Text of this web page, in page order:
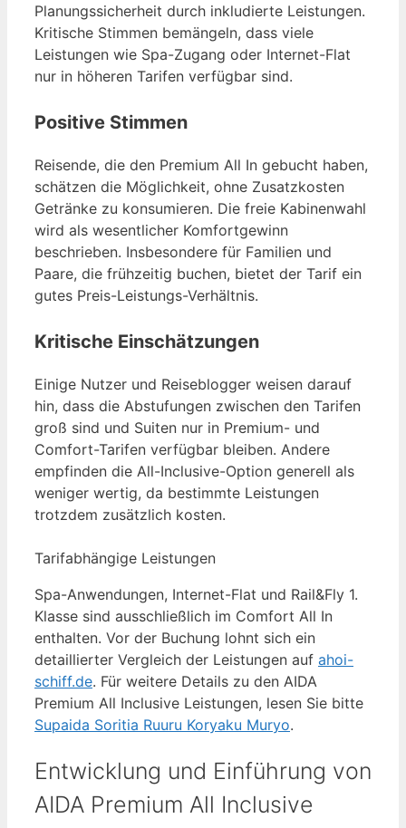
Planungssicherheit durch inkludierte Leistungen.
Kritische Stimmen bemängeln, dass viele
Leistungen wie Spa-Zugang oder Internet-Flat
nur in höheren Tarifen verfügbar sind.
Positive Stimmen
Reisende, die den Premium All In gebucht haben,
schätzen die Möglichkeit, ohne Zusatzkosten
Getränke zu konsumieren. Die freie Kabinenwahl
wird als wesentlicher Komfortgewinn
beschrieben. Insbesondere für Familien und
Paare, die frühzeitig buchen, bietet der Tarif ein
gutes Preis-Leistungs-Verhältnis.
Kritische Einschätzungen
Einige Nutzer und Reiseblogger weisen darauf
hin, dass die Abstufungen zwischen den Tarifen
groß sind und Suiten nur in Premium- und
Comfort-Tarifen verfügbar bleiben. Andere
empfinden die All-Inclusive-Option generell als
weniger wertig, da bestimmte Leistungen
trotzdem zusätzlich kosten.
Tarifabhängige Leistungen
Spa-Anwendungen, Internet-Flat und Rail&Fly 1.
Klasse sind ausschließlich im Comfort All In
enthalten. Vor der Buchung lohnt sich ein
detaillierter Vergleich der Leistungen auf ahoi-
schiff.de. Für weitere Details zu den AIDA
Premium All Inclusive Leistungen, lesen Sie bitte
Supaida Soritia Ruuru Koryaku Muryo.
Entwicklung und Einführung von
AIDA Premium All Inclusive